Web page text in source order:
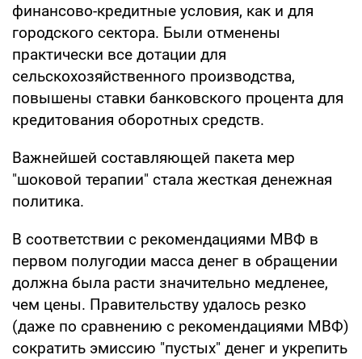
финансово-кредитные условия, как и для
городского сектора. Были отменены
практически все дотации для
сельскохозяйственного производства,
повышены ставки банковского процента для
кредитования оборотных средств.
Важнейшей составляющей пакета мер
"шоковой терапии" стала жесткая денежная
политика.
В соответствии с рекомендациями МВФ в
первом полугодии масса денег в обращении
должна была расти значительно медленее,
чем цены. Правительству удалось резко
(даже по сравнению с рекомендациями МВФ)
сократить эмиссию "пустых" денег и укрепить